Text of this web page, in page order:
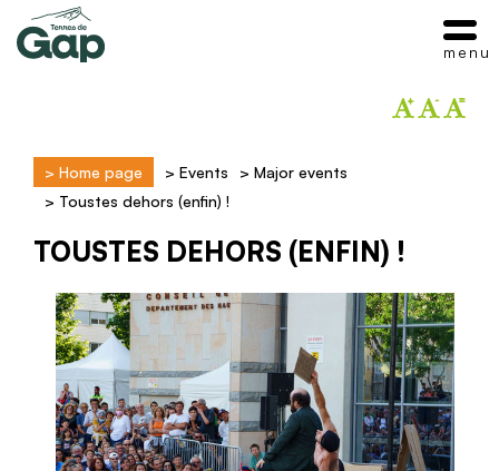
> Home page > Events > Major events
> Toustes dehors (enfin) !
TOUSTES DEHORS (ENFIN) !
menu